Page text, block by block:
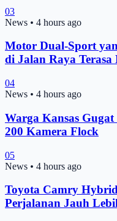
03
News • 4 hours ago
Motor Dual-Sport
di Jalan Raya Terasa
04
News • 4 hours ago
Warga Kansas
200 Kamera Flock
05
News • 4 hours ago
Toyota Camry
Perjalanan Jauh